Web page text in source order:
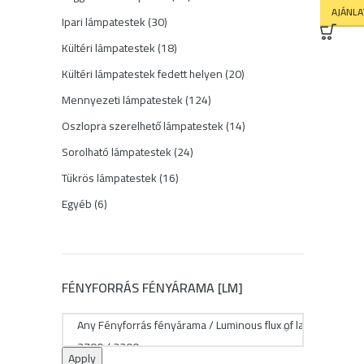
Ipari lámpatestek 3030
termék
Kültéri lámpatestek 1818
termék
Kültéri lámpatestek fedett helyen 2020
Mennyezeti lámpatestek 124124
termék
Oszlopra szerelhető lámpatestek 1414
Sorolható lámpatestek 2424
Tükrös lámpatestek 1616
Egyéb 66
FÉNYFORRÁS FÉNYÁRAMA [LM]
Apply